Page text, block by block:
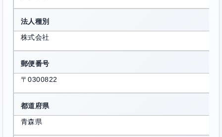
法人種別
株式会社
郵便番号
〒0300822
都道府県
青森県